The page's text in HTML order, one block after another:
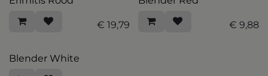
€ 19,79 € 9,88
Blender White